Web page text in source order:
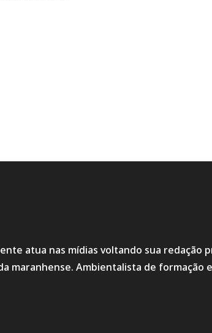
atua nas mídias voltando sua redação
maranhense. Ambientalista de formação